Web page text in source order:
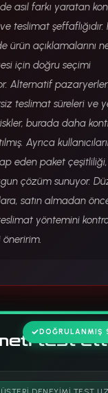
asıl farkı yaratan
teslimat şeffaflığıdır.
ürün açıklamalarını
için doğru seçimi
Alternatif
teslimat süreleri ve
burada daha
Ayrıca
eden paket
çözüm sunuyor.
satın almadan
yöntemini
test
DOĞRULANMIŞ